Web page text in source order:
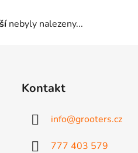
nebyly nalezeny...
Kontakt
info@grooters.cz
777 403 579